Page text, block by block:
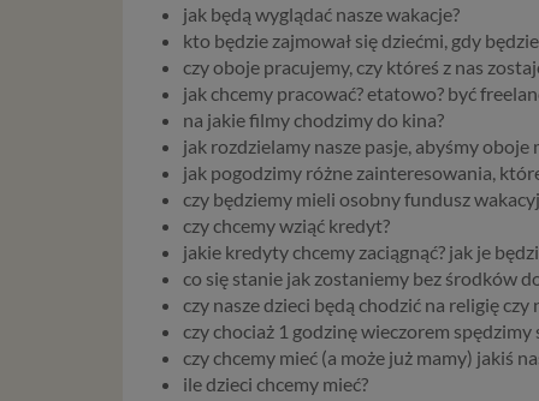
jak będą wyglądać nasze wakacje?
kto będzie zajmował się dziećmi, gdy
czy oboje pracujemy, czy któreś z nas
jak chcemy pracować? etatowo? być
na jakie filmy chodzimy do kina?
jak rozdzielamy nasze pasje, abyśmy oboje
jak pogodzimy różne zainteresowania,
czy będziemy mieli osobny fundusz
czy chcemy wziąć kredyt?
jakie kredyty chcemy zaciągnąć? jak je
co się stanie jak zostaniemy bez środków
czy nasze dzieci będą chodzić na religię czy
czy chociaż 1 godzinę wieczorem spędzimy
czy chcemy mieć (a może już mamy) jakiś
ile dzieci chcemy mieć?